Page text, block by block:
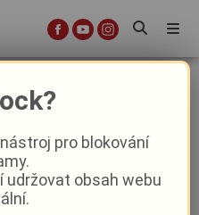
Lákají
|09:27
pro blokování
udržovat obsah webu